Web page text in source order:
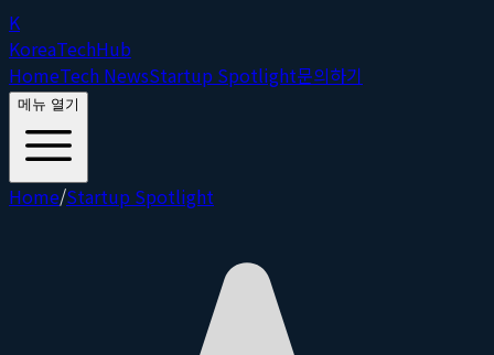
K
KoreaTechHub
HomeTech NewsStartup Spotlight문의하기
메뉴 열기
Home/Startup Spotlight